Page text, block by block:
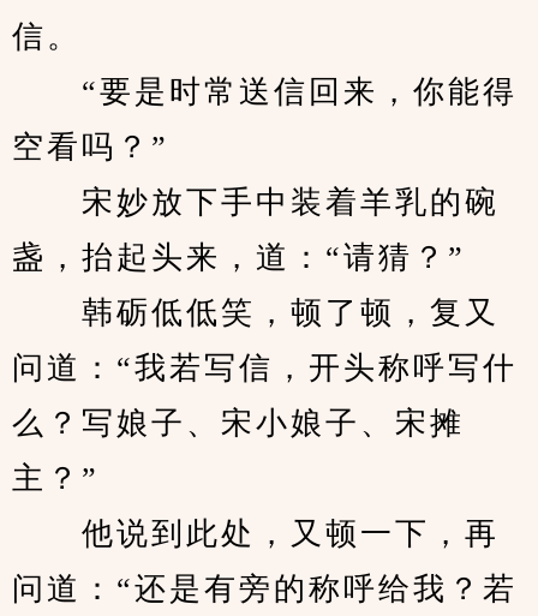
信。
“要是时常送信回来，你能得
空看吗？”
宋妙放下手中装着羊乳的碗
盏，抬起头来，道：“请猜？”
韩砺低低笑，顿了顿，复又
问道：“我若写信，开头称呼写什
么？写娘子、宋小娘子、宋摊
主？”
他说到此处，又顿一下，再
问道：“还是有旁的称呼给我？若